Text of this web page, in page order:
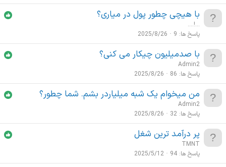
با هیچی چطور پول در میاری؟
....!...
پاسخ ها 9
2025/8/26
با صدمیلیون چیکار می کنی؟
Admin2
پاسخ ها 86
2025/8/26
من میخوام یک شبه میلیاردر بشم. شما چطور؟
Admin2
پاسخ ها 32
2025/8/26
پر درآمد ترین شغل
TMNT
پاسخ ها 94
2025/5/12